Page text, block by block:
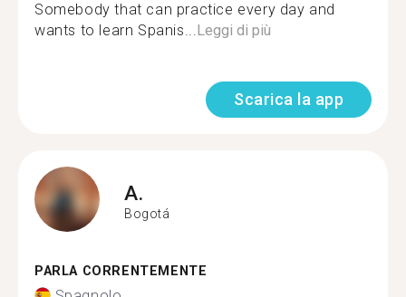
Somebody that can practice every day and
wants to learn Spanis...Leggi di più
Scarica la app
A.
Bogotá
PARLA CORRENTEMENTE